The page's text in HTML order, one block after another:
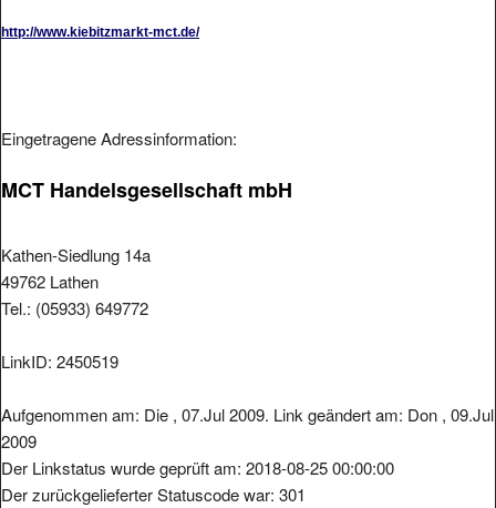
http://www.kiebitzmarkt-mct.de/
Eingetragene Adressinformation:
MCT Handelsgesellschaft mbH
Kathen-Siedlung 14a
49762 Lathen
Tel.: (05933) 649772
LinkID: 2450519
Aufgenommen am: Die , 07.Jul 2009. Link geändert am: Don , 09.Jul
2009
Der Linkstatus wurde geprüft am: 2018-08-25 00:00:00
Der zurückgelieferter Statuscode war: 301